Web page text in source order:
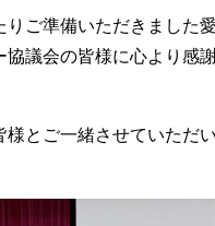
りご準備いただきました
協議会の皆様に心より感
様とご一緒させていただ